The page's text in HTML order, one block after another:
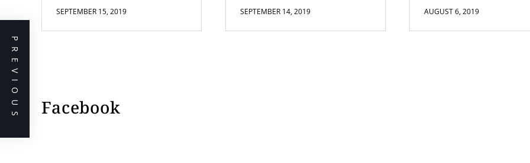
PREVIOUS
SEPTEMBER 15, 2019 SEPTEMBER 14, 2019 AUGUST 6, 2019
Facebook